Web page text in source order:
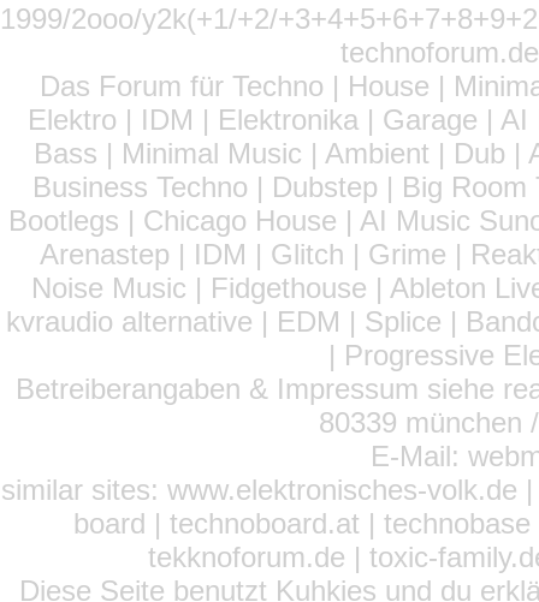
1999/2ooo/y2k(+1/+2/
Das Forum für Techno | House |
Elektro | IDM | Elektronika | Garage |
Bass | Minimal Music | Ambient | Dub
Business Techno | Dubstep | Big
Bootlegs | Chicago House | AI Music
Arenastep | IDM | Glitch | Grime |
Noise Music | Fidgethouse | Ableton
kvraudio alternative | EDM | Splice |
| Progressive
Betreiberangaben & Impressum siehe
80339 münchen
E-Mail:
similar sites: www.elektronisches-volk.de
board | technoboard.at |
tekknoforum.de | toxic-
Diese Seite benutzt Kuhkies und du